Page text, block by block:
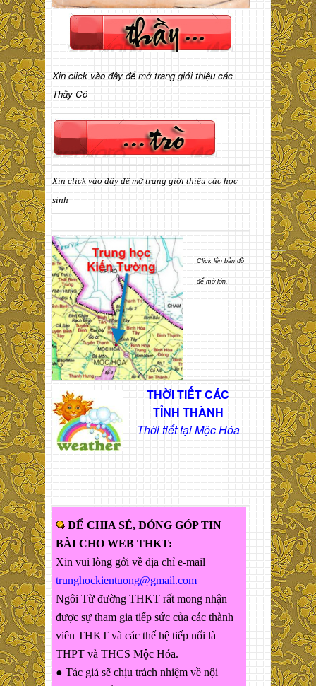
Xin click vào đây để mở trang giới thiệu các
Thầy Cô
Xin click vào đây để mở trang giới thiệu các học
sinh
Click lên bản đồ
để mở lớn.
THỜI TIẾT CÁC
TỈNH THÀNH
Thời tiết tại Mộc Hóa
ĐỂ CHIA SẺ, ĐÓNG GÓP TIN
BÀI CHO WEB THKT:
Xin vui lòng gởi về địa chỉ e-mail
trunghockientuong@gmail.com
Ngôi Từ đường THKT rất mong nhận
được sự tham gia tiếp sức của các thành
viên THKT và các thế hệ tiếp nối là
THPT và THCS Mộc Hóa.
● Tác giả sẽ chịu trách nhiệm về nội